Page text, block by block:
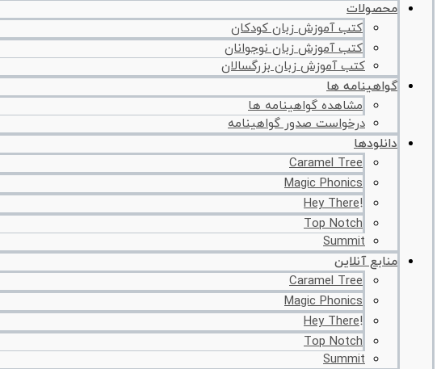
محصولات
کتب آموزش زبان کودکان
کتب آموزش زبان نوجوانان
کتب آموزش زبان بزرگسالان
گواهینامه ها
مشاهده گواهینامه ها
درخواست صدور گواهینامه
دانلودها
Caramel Tree
Magic Phonics
!Hey There
Top Notch
Summit
منابع آنلاین
Caramel Tree
Magic Phonics
!Hey There
Top Notch
Summit